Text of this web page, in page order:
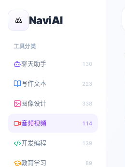
NaviAI
工具分类
聊天助手 130
写作文本 223
图像设计 338
音频视频 114
开发编程 139
教育学习 89